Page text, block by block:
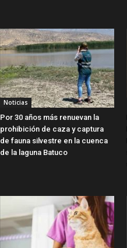
Noticias
Por 30 años más renuevan la
prohibición de caza y captura
de fauna silvestre en la cuenca
de la laguna Batuco